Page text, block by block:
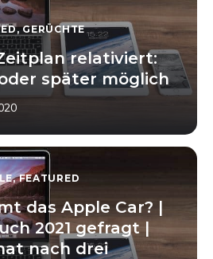
,GERÜCHTE
relativiert:
später möglich
,FEATURED
das Apple Car? |
2021 gefragt |
nach drei